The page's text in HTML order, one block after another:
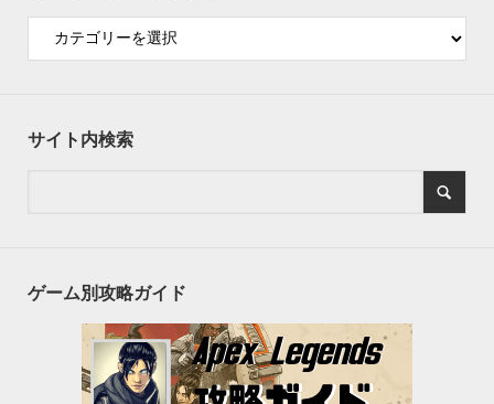
サイト内検索
ゲーム別攻略ガイド